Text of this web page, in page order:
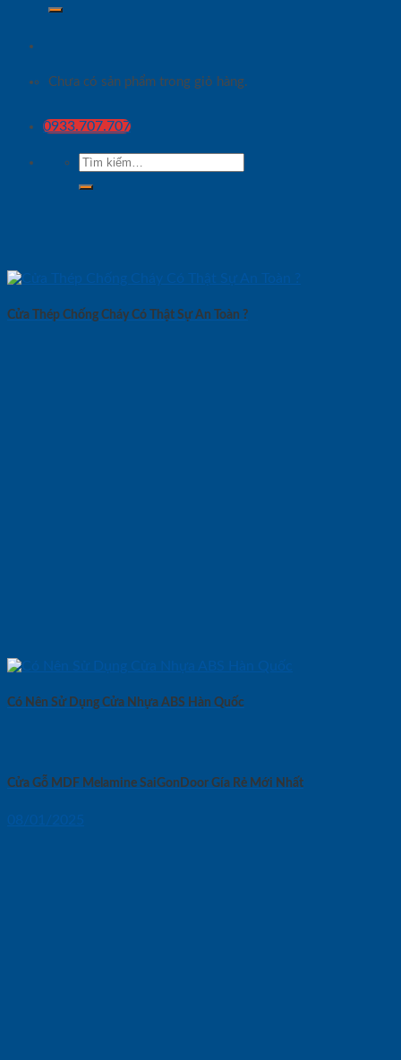
Chưa có sản phẩm trong giỏ hàng.
0933.707.707
Tìm
kiếm:
Cửa Thép Chống Cháy Có Thật Sự An Toàn ?
Có Nên Sử Dụng Cửa Nhựa ABS Hàn Quốc
Cửa Gỗ MDF Melamine SaiGonDoor Gía Rẻ Mới Nhất
08/01/2025